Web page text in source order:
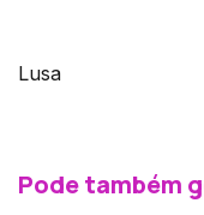
Lusa
Pode também